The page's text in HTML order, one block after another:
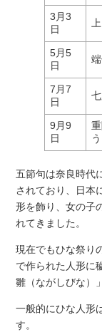
3月3
日
5月5
日
7月7
日
9月9
日
う
五節句は奈良時代
されており、日本
形を飾り、女の子
れてきました。
現在でもひな祭り
で作られた人形に
雛（ながしびな）
一般的にひな人形
す。